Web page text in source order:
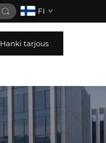
FI
Hanki tarjous